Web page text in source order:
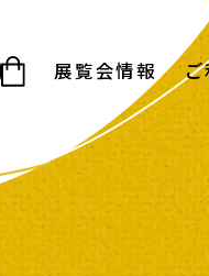
展覧会情報